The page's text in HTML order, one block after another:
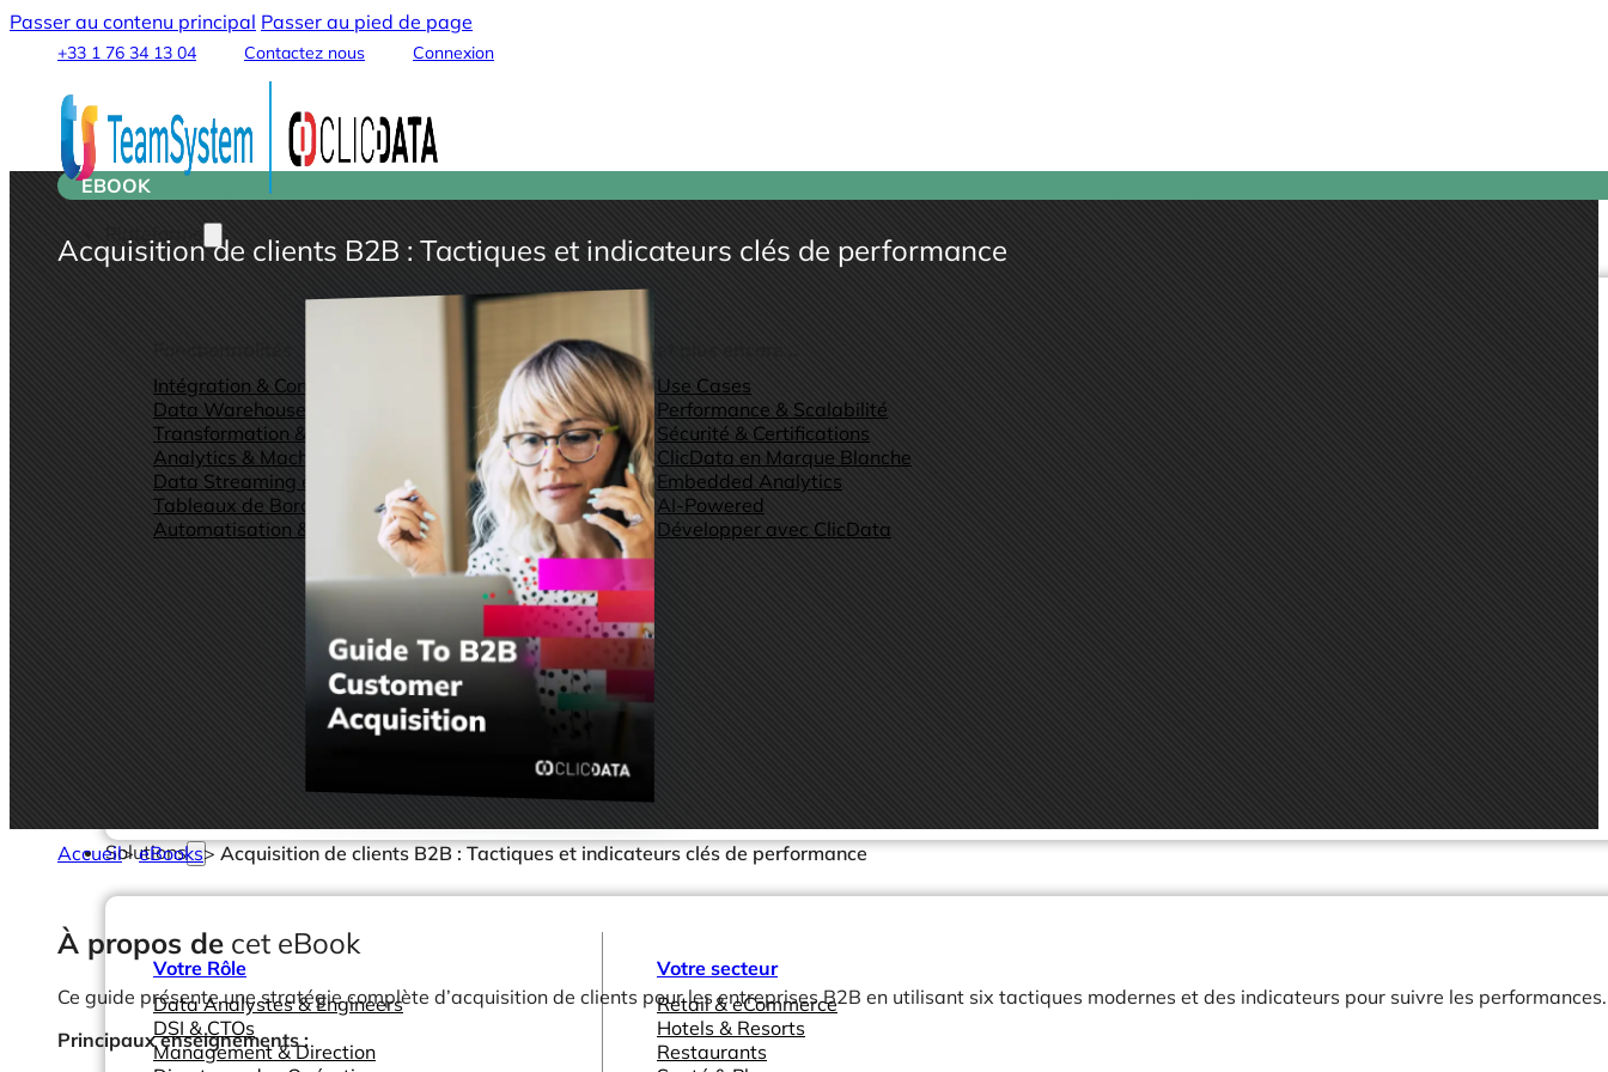
Passer au contenu principal Passer au pied de page
+33 1 76 34 13 04 Contactez nous Connexion
Intégration & Connexion des Données
Data Warehouse & Data Lake
Transformation & Traitement des Données
Analytics & Machine Learning
Data Streaming et Sharing
Tableaux de Bord & Rapports
Automatisation & Alertes
Use Cases
Performance & Scalabilité
Sécurité & Certifications
ClicData en Marque Blanche
Embedded Analytics
AI-Powered
Développer avec ClicData
Solutions
Votre Rôle
Data Analystes & Engineers
DSI & CTOs
Management & Direction
Votre secteur
Retail & eCommerce
Hotels & Resorts
Restaurants
EBOOK
Acquisition de clients B2B : Tactiques et indicateurs clés de performance
Accueil>eBooks> Acquisition de clients B2B : Tactiques et indicateurs clés de performance
À propos de cet eBook
Ce guide présente une stratégie complète d’acquisition de clients pour les entreprises B2B en utilisant six tactiques modernes et des indicateurs pour suivre les performances.
Principaux enseignements :